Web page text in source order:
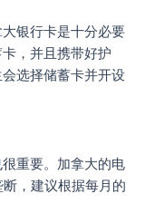
银行卡是十分必要
，并且携带好护
选择储蓄卡并开设
重要。加拿大的电
，建议根据每月的